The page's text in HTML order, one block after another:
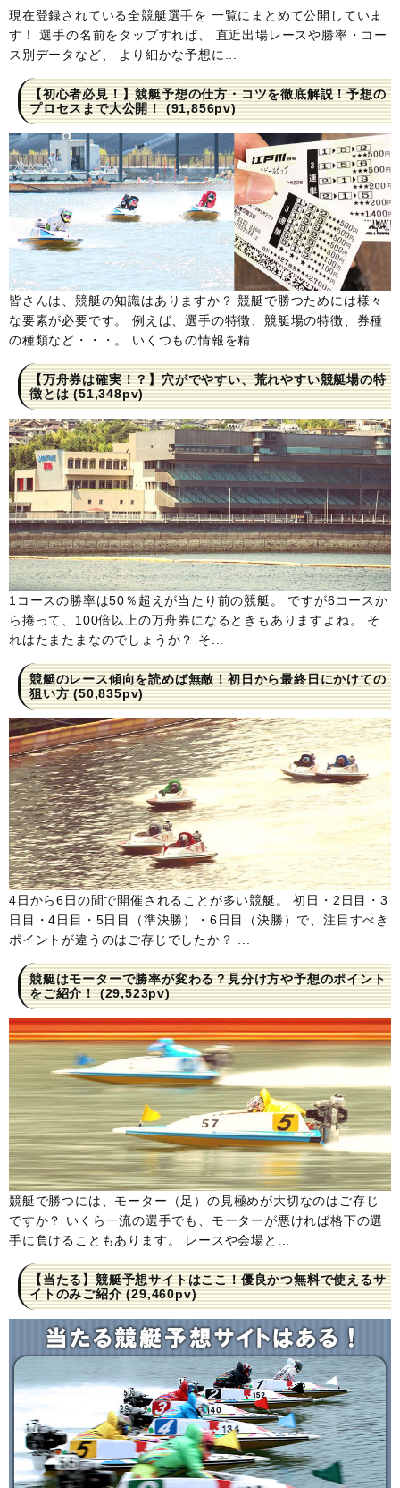
現在登録されている全競艇選手を 一覧にまとめて公開していま
す！ 選手の名前をタップすれば、 直近出場レースや勝率・コー
ス別データなど、 より細かな予想に...
【初心者必見！】競艇予想の仕方・コツを徹底解説！予想の
プロセスまで大公開！(91,856pv)
皆さんは、競艇の知識はありますか？ 競艇で勝つためには様々
な要素が必要です。 例えば、選手の特徴、競艇場の特徴、券種
の種類など・・・。 いくつもの情報を精...
【万舟券は確実！？】穴がでやすい、荒れやすい競艇場の特
徴とは(51,348pv)
1コースの勝率は50％超えが当たり前の競艇。 ですが6コースか
ら捲って、100倍以上の万舟券になるときもありますよね。 そ
れはたまたまなのでしょうか？ そ...
競艇のレース傾向を読めば無敵！初日から最終日にかけての
狙い方(50,835pv)
4日から6日の間で開催されることが多い競艇。 初日・2日目・3
日目・4日目・5日目（準決勝）・6日目（決勝）で、注目すべき
ポイントが違うのはご存じでしたか？ ...
競艇はモーターで勝率が変わる？見分け方や予想のポイント
をご紹介！(29,523pv)
競艇で勝つには、モーター（足）の見極めが大切なのはご存じ
ですか？ いくら一流の選手でも、モーターが悪ければ格下の選
手に負けることもあります。 レースや会場と...
【当たる】競艇予想サイトはここ！優良かつ無料で使えるサ
イトのみご紹介(29,460pv)